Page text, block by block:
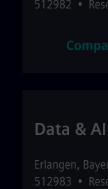
512982 •
Data &
Erlangen,
512983 •